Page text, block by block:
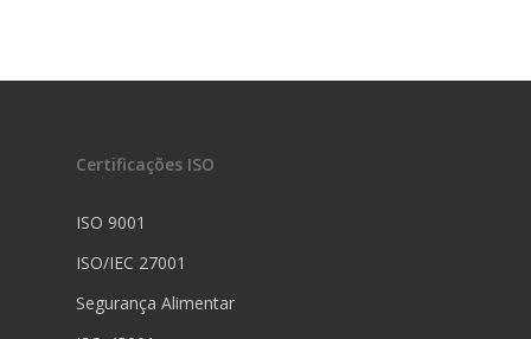
Certificações ISO
ISO 9001
ISO/IEC 27001
Segurança Alimentar